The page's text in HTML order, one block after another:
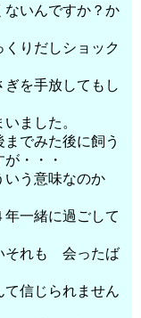
ないんですか？か
りだしショック
を手放してもし
ました。
でみた後に飼う
・・・
いう意味なのか
一緒に過ごして
それも 会ったば
信じられません